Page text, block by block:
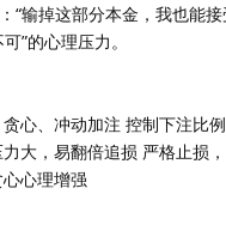
“输掉这部分本金，我也能接
”的心理压力。
心、冲动加注 控制下注比
大，易翻倍追损 严格止损
心理增强